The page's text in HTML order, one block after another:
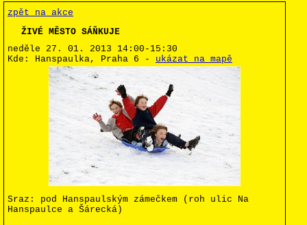
zpět na akce
ŽIVÉ MĚSTO SÁŇKUJE
neděle 27. 01. 2013 14:00-15:30
Kde: Hanspaulka, Praha 6 - ukázat na mapě
Sraz: pod Hanspaulským zámečkem (roh ulic Na
Hanspaulce a Šárecká)